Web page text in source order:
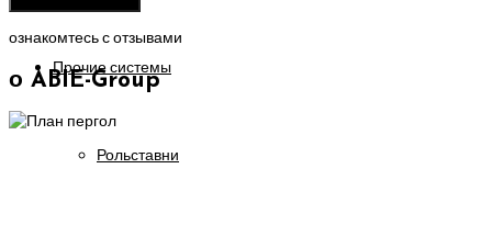
Прочие системы
Рольставни
пустым.
ознакомтесь с отзывами
о ABIE-Group